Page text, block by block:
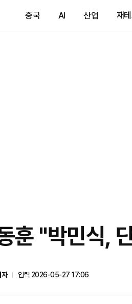
중국 AI 산업 재
훈 "박민식,
자
입력 2026-05-27 17:06